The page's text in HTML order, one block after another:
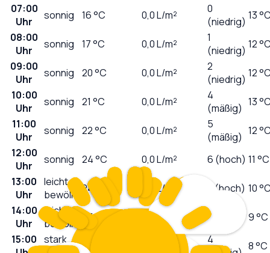
07:00
Uhr
sonnig 16°C 0,0L/m²
0
(niedrig) 13
08:00
Uhr
sonnig 17°C 0,0L/m²
1
(niedrig) 12
09:00
Uhr
sonnig 20°C 0,0L/m²
2
(niedrig) 12
10:00
Uhr
sonnig 21 °C 0,0L/m²
4
(mäßig) 13
11:00
Uhr
sonnig 22°C 0,0L/m²
5
(mäßig) 12
12:00
Uhr
sonnig 24°C 0,0L/m² 6 (hoch) 11 °C
13:00
Uhr
leicht
bewölkt
24 0,0 L/m² 7 (hoch) 10
14:00
Uhr
leicht
bewölkt
25°C 0,0L/m² 6 (hoch)9 °C
15:00 stark
25
4
8 °C